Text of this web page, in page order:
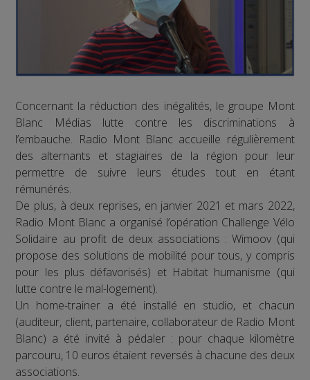
Concernant la réduction des inégalités, le groupe Mont
Blanc Médias lutte contre les discriminations à
l’embauche. Radio Mont Blanc accueille régulièrement
des alternants et stagiaires de la région pour leur
permettre de suivre leurs études tout en étant
rémunérés.
De plus, à deux reprises, en janvier 2021 et mars 2022,
Radio Mont Blanc a organisé l’opération Challenge Vélo
Solidaire au profit de deux associations : Wimoov (qui
propose des solutions de mobilité pour tous, y compris
pour les plus défavorisés) et Habitat humanisme (qui
lutte contre le mal-logement).
Un home-trainer a été installé en studio, et chacun
(auditeur, client, partenaire, collaborateur de Radio Mont
Blanc) a été invité à pédaler : pour chaque kilomètre
parcouru, 10 euros étaient reversés à chacune des deux
associations.